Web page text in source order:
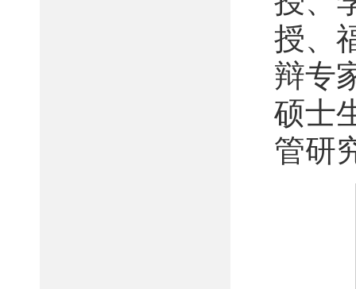
授、
辩专
硕士
管研